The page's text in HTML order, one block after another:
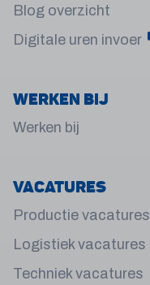
Blog overzicht
Digitale uren invoer
Werken bij
Werken bij
Vacatures
Productie vacatures
Logistiek vacatures
Techniek vacatures